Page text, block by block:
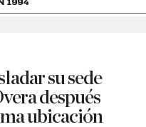
su sede
después
ubicación